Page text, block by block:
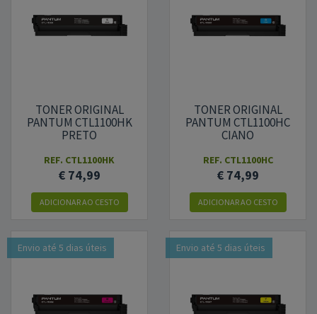
TONER ORIGINAL
PANTUM CTL1100HK
PRETO
REF. CTL1100HK
€ 74,99
ADICIONARAO CESTO
TONER ORIGINAL
PANTUM CTL1100HC
CIANO
REF. CTL1100HC
€ 74,99
ADICIONARAO CESTO
Envio até 5 dias úteis Envio até 5 dias úteis